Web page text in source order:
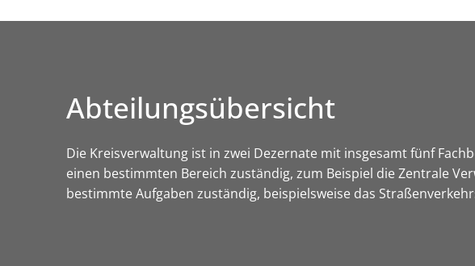
Abteilungsübersicht
Die Kreisverwaltung ist in zwei Dezernate mit insgesamt fünf
einen bestimmten Bereich zuständig, zum Beispiel die Zentrale
bestimmte Aufgaben zuständig, beispielsweise das